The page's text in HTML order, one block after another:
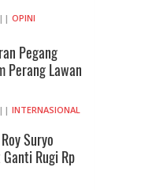
1 November
||DKI JAKARTA
|| OPINI
Pegang
Perang Lawan
|| INTERNASIONAL
Suryo
Rugi Rp